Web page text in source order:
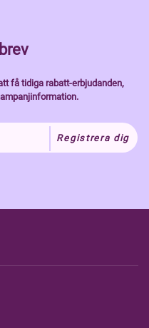
få tidiga rabatt-erbjudanden,
Registrera dig